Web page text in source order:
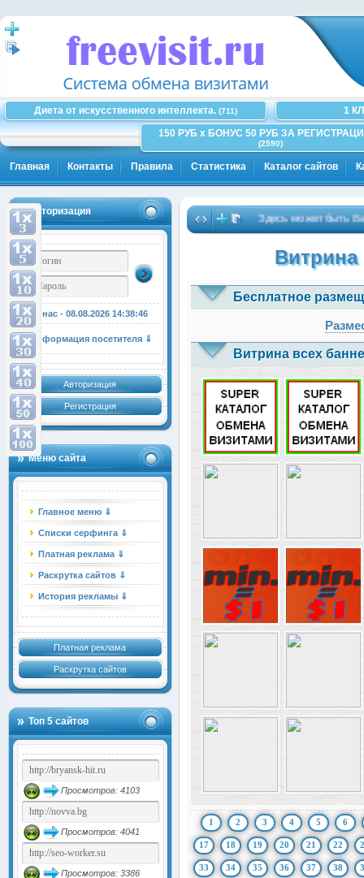
Диета от искусственного интеллекта. (711)
1
150 РУБ x БОНУС 50 РУБ ЗА
(2590)
Главная Контакты Правила Статистика Каталог сайтов
Авторизация
У нас - 08.08.2026 14:38:47
Информация посетителя ⇓
Авторизация
Регистрация
Меню сайта
Главное меню ⇓
Списки серфинга ⇓
Платная реклама ⇓
Раскрутка сайтов ⇓
История рекламы ⇓
Платная реклама
Раскрутка сайтов
Топ 5 сайтов
Просмотров: 4103
Просмотров: 4041
Просмотров: 3386
Здесь может быть Ваша
Витрина
Бесплатное
Витрина всех
1 2 3 4 5 6
17 18 19 20 21 22
33 34 35 36 37 38